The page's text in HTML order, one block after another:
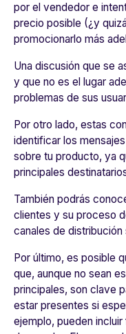
por el vendedor e
precio posible (¿y
promocionarlo más
Una discusión que se
y que no es el lugar
problemas de sus
Por otro lado, estas
identificar los
sobre tu producto, ya
principales
También podrás
clientes y su proceso
canales de distribución
Por último, es posible
que, aunque no sean
principales, son clave
estar presentes si
ejemplo, pueden